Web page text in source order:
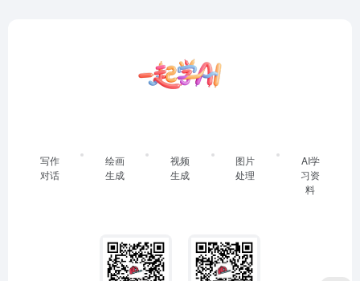
写作
对话
绘画
生成
视频
生成
图片
处理
AI学
习资
料